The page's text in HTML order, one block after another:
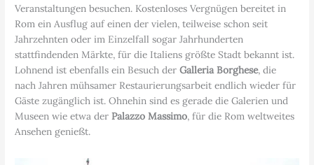
Veranstaltungen besuchen. Kostenloses Vergnügen bereitet in
Rom ein Ausflug auf einen der vielen, teilweise schon seit
Jahrzehnten oder im Einzelfall sogar Jahrhunderten
stattfindenden Märkte, für die Italiens größte Stadt bekannt ist.
Lohnend ist ebenfalls ein Besuch derGalleria Borghese, die
nach Jahren mühsamer Restaurierungsarbeit endlich wieder für
Gäste zugänglich ist. Ohnehin sind es gerade die Galerien und
Museen wie etwa derPalazzo Massimo, für die Rom weltweites
Ansehen genießt.